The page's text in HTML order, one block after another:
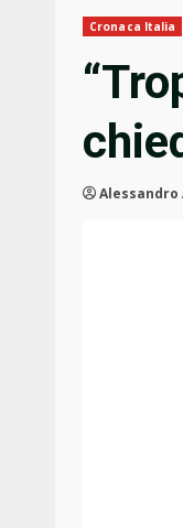
Cronaca Italia
Alessandro